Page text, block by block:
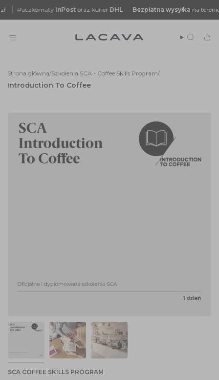
do
treści
InPostoraz kurierDHL Bezpłatna wysyłkana terenie Polski od
Szukaj
Strona główna/Szkolenia SCA - Coffee Skills Program/
Introduction To Coffee
SCA COFFEE SKILLS PROGRAM